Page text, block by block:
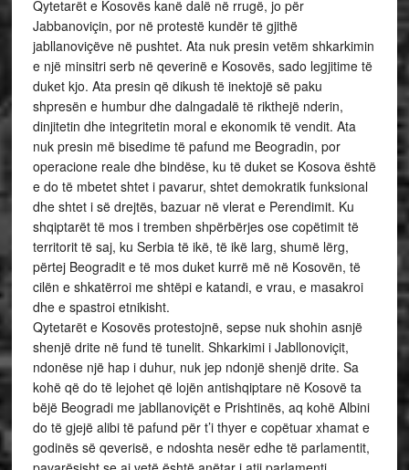
Qytetarët e Kosovës kanë dalë në rrugë, jo për
Jabbanoviçin, por në protestë kundër të gjithë
jabllanoviçëve në pushtet. Ata nuk presin vetëm shkarkimin
e një minsitri serb në qeverinë e Kosovës, sado legjitime të
duket kjo. Ata presin që dikush të inektojë së paku
shpresën e humbur dhe dalngadalë të rikthejë nderin,
dinjitetin dhe integritetin moral e ekonomik të vendit. Ata
nuk presin më bisedime të pafund me Beogradin, por
operacione reale dhe bindëse, ku të duket se Kosova është
e do të mbetet shtet i pavarur, shtet demokratik funksional
dhe shtet i së drejtës, bazuar në vlerat e Perendimit. Ku
shqiptarët të mos i tremben shpërbërjes ose copëtimit të
territorit të saj, ku Serbia të ikë, të ikë larg, shumë lërg,
përtej Beogradit e të mos duket kurrë më në Kosovën, të
cilën e shkatërroi me shtëpi e katandi, e vrau, e masakroi
dhe e spastroi etnikisht.
Qytetarët e Kosovës protestojnë, sepse nuk shohin asnjë
shenjë drite në fund të tunelit. Shkarkimi i Jabllonoviçit,
ndonëse një hap i duhur, nuk jep ndonjë shenjë drite. Sa
kohë që do të lejohet që lojën antishqiptare në Kosovë ta
bëjë Beogradi me jabllanoviçët e Prishtinës, aq kohë Albini
do të gjejë alibi të pafund për t’i thyer e copëtuar xhamat e
godinës së qeverisë, e ndoshta nesër edhe të parlamentit,